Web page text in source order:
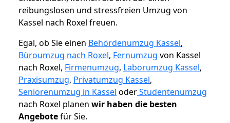
reibungslosen und stressfreien Umzug von
Kassel nach Roxel freuen.
Egal, ob Sie einen Behördenumzug Kassel,
Büroumzug nach Roxel, Fernumzug von Kassel
nach Roxel, Firmenumzug, Laborumzug Kassel,
Praxisumzug, Privatumzug Kassel,
Seniorenumzug in Kassel oderStudentenumzug
nach Roxel planen wir haben die besten
Angebotefür Sie.